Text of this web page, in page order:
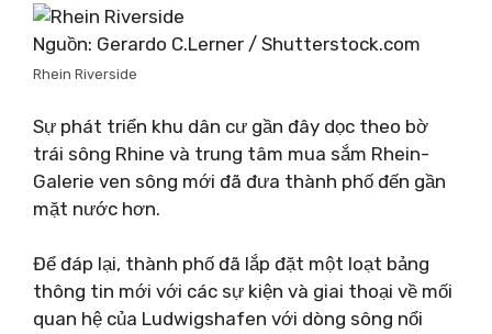
Nguồn: Gerardo C.Lerner / Shutterstock.com
Rhein Riverside
Sự phát triển khu dân cư gần đây dọc theo bờ
trái sông Rhine và trung tâm mua sắm Rhein-
Galerie ven sông mới đã đưa thành phố đến gần
mặt nước hơn.
Để đáp lại, thành phố đã lắp đặt một loạt bảng
thông tin mới với các sự kiện và giai thoại về mối
quan hệ của Ludwigshafen với dòng sông nổi